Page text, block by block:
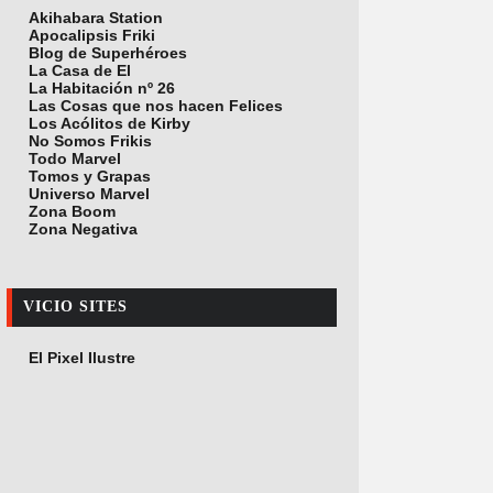
Akihabara Station
Apocalipsis Friki
Blog de Superhéroes
La Casa de El
La Habitación nº 26
Las Cosas que nos hacen Felices
Los Acólitos de Kirby
No Somos Frikis
Todo Marvel
Tomos y Grapas
Universo Marvel
Zona Boom
Zona Negativa
VICIO SITES
El Pixel Ilustre